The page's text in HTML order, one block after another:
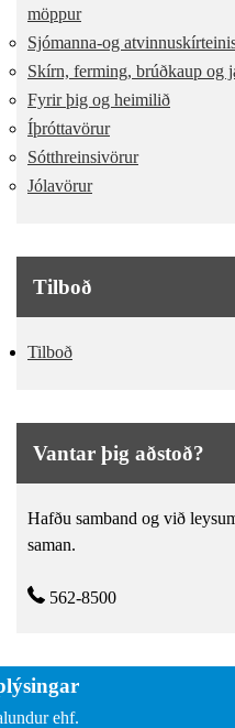
möppur
Sjómanna-og
Skírn, ferming, brúðkaup og
Fyrir þig og heimilið
Íþróttavörur
Sótthreinsivörur
Jólavörur
Tilboð
Tilboð
Vantar þig aðstoð?
Hafðu samband og við
saman.
562-8500
ehf.